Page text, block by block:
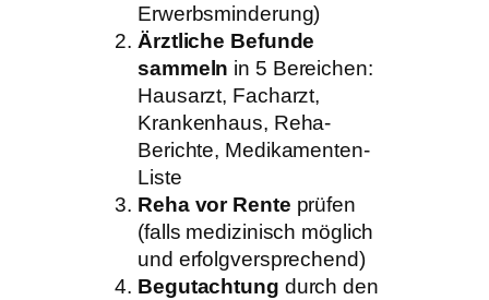
Erwerbsminderung)
Ärztliche Befunde
sammeln in 5 Bereichen:
Hausarzt, Facharzt,
Krankenhaus, Reha-
Berichte, Medikamenten-
Liste
Reha vor Rente prüfen
(falls medizinisch möglich
und erfolgversprechend)
Begutachtung durch den